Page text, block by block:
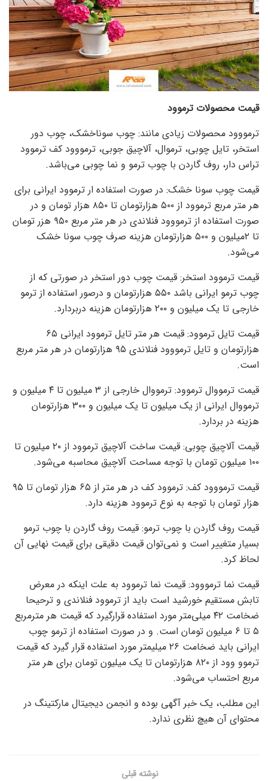
قیمت محصولات ترموود
ترمووود محصولات زیادی مانند: چوب سوناخشک، چوب دور
استخر، تایل چوبی، ترموال، آلاچیق جوبی، ترمووود کف ترموود
تراس دار، روف گاردن با چوب ترمو و نما چوبی می‌باشد.
قیمت چوب سونا خشک: در صورت استفاده ار ترموود ایرانی برای
هر متر مربع ترموود از ۵۰۰ هزارتومان تا ۸۵۰ هزار تومان و در
صورت استفاده از ترمووود فنلاندی در هر متر مربع ۹۵۰ هزر تومان
تا ۲میلیون و ۵۰۰ هزارتومان هزینه صرف چوب سونا خشک
می‌شود.
قیمت ترموود استخر: قیمت چوب دور استخر در صورتی که از
چوب ترمو ایرانی باشد ۵۵۰ هزارتومان و درصور استفاده از ترمو
خارجی تا یک میلیون و ۲۰۰ هزارتومان هزینه دربردارد.
قیمت تایل ترموود: قیمت هر متر تایل ترموود ایرانی ۶۵
هزارتومان و تایل ترمووود فنلاندی ۹۵ هزارتومان در هر متر مربع
است.
قیمت ترمووال ترموود: ترمووال خارجی از ۳ میلیون تا ۴ میلیون و
ترمووال ایرانی از یک میلیون تا یک میلیون و ۳۰۰ هزارتومان
هزینه در بردارد.
قیمت آلاچیق چوبی: قیمت ساخت آلاچیق ترموود از ۲۰ میلیون تا
۱۰۰ میلیون تومان با توجه مساحت آلاچیق محاسبه می‌شود.
قیمت ترمووود کف: ترموود کف در هر متر از ۶۵ هزار تومان تا ۹۵
هزار تومان با توجه به نوع ترموود هزینه دارد.
قیمت روف گاردن با چوب ترمو: قیمت روف گاردن با چوب ترمو
بسیار متغییر است و نمی‌توان قیمت دقیقی برای قیمت نهایی آن
لحاظ کرد.
قیمت نما ترمووود: قیمت نما ترموود به علت اینکه در معرض
تابش مستقیم خورشید است باید از ترموود فنلاندی و ترحیحا
ضخامت ۴۲ میلی‌متر مورد استفاده قرارگیرد که قیمت هر مترمربع
۵ تا ۶ میلیون تومان است. و در صورت استفاده از ترمو چوب
ایرانی باید ضخامت ۲۶ میلیمتر مورد استفاده قرار گیرد که قیمت
ترموو وود از ۸۲۰ هزارتومان تا یک میلیون تومان برای هر متر
مربع احتساب می‌شود.
این مطلب، یک خبر آگهی بوده و انجمن دیجیتال مارکتینگ در
محتوای آن هیچ نظری ندارد.
نوشته قبلی